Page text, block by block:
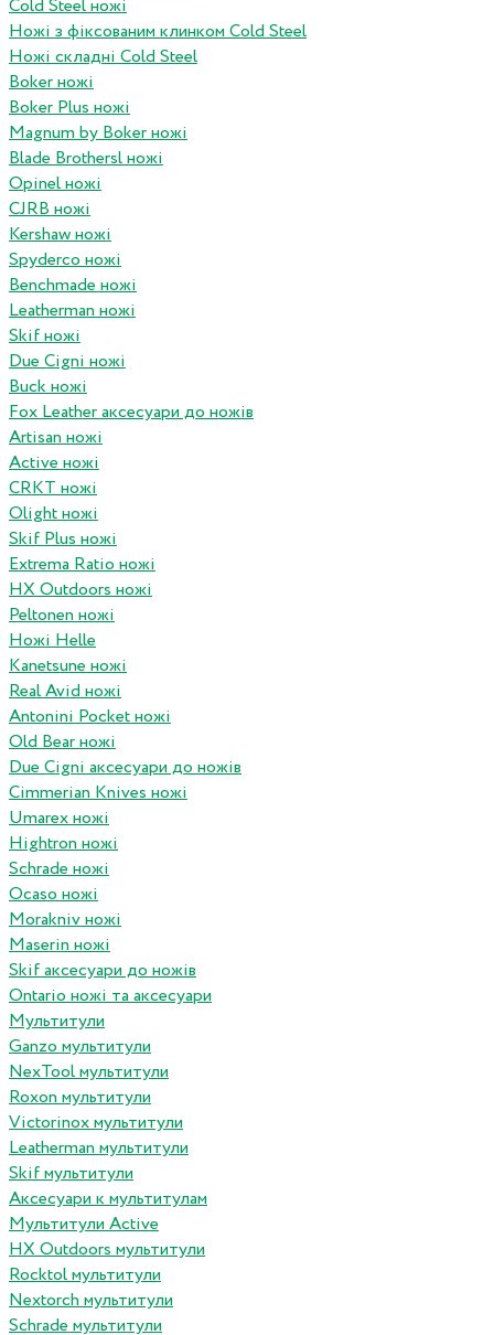
Cold Steel ножі
Ножі з фіксованим клинком Cold Steel
Ножі складні Cold Steel
Boker ножі
Boker Plus ножі
Magnum by Boker ножі
Blade Brothersl ножі
Opinel ножі
CJRB ножі
Kershaw ножі
Spyderco ножі
Benchmade ножі
Leatherman ножі
Skif ножі
Due Cigni ножі
Buck ножі
Fox Leather аксесуари до ножів
Artisan ножі
Active ножі
CRKT ножі
Olight ножі
Skif Plus ножі
Extrema Ratio ножі
HX Outdoors ножі
Peltonen ножі
Ножі Helle
Kanetsune ножі
Real Avid ножі
Antonini Pocket ножі
Old Bear ножі
Due Cigni аксесуари до ножів
Cimmerian Knives ножі
Umarex ножі
Hightron ножі
Schrade ножі
Ocaso ножі
Morakniv ножі
Maserin ножі
Skif аксесуари до ножів
Ontario ножі та аксесуари
Мультитули
Ganzo мультитули
NexTool мультитули
Roxon мультитули
Victorinox мультитули
Leatherman мультитули
Skif мультитули
Аксесуари к мультитулам
Мультитули Active
HX Outdoors мультитули
Rocktol мультитули
Nextorch мультитули
Schrade мультитули